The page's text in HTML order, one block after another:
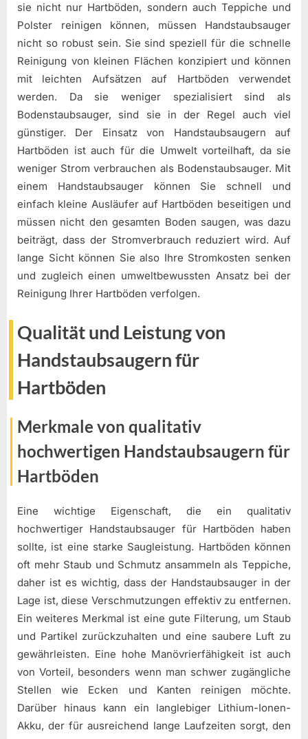
sie nicht nur Hartböden, sondern auch Teppiche und
Polster reinigen können, müssen Handstaubsauger
nicht so robust sein. Sie sind speziell für die schnelle
Reinigung von kleinen Flächen konzipiert und können
mit leichten Aufsätzen auf Hartböden verwendet
werden. Da sie weniger spezialisiert sind als
Bodenstaubsauger, sind sie in der Regel auch viel
günstiger. Der Einsatz von Handstaubsaugern auf
Hartböden ist auch für die Umwelt vorteilhaft, da sie
weniger Strom verbrauchen als Bodenstaubsauger. Mit
einem Handstaubsauger können Sie schnell und
einfach kleine Ausläufer auf Hartböden beseitigen und
müssen nicht den gesamten Boden saugen, was dazu
beiträgt, dass der Stromverbrauch reduziert wird. Auf
lange Sicht können Sie also Ihre Stromkosten senken
und zugleich einen umweltbewussten Ansatz bei der
Reinigung Ihrer Hartböden verfolgen.
Qualität und Leistung von
Handstaubsaugern für
Hartböden
Merkmale von qualitativ
hochwertigen Handstaubsaugern für
Hartböden
Eine wichtige Eigenschaft, die ein qualitativ
hochwertiger Handstaubsauger für Hartböden haben
sollte, ist eine starke Saugleistung. Hartböden können
oft mehr Staub und Schmutz ansammeln als Teppiche,
daher ist es wichtig, dass der Handstaubsauger in der
Lage ist, diese Verschmutzungen effektiv zu entfernen.
Ein weiteres Merkmal ist eine gute Filterung, um Staub
und Partikel zurückzuhalten und eine saubere Luft zu
gewährleisten. Eine hohe Manövrierfähigkeit ist auch
von Vorteil, besonders wenn man schwer zugängliche
Stellen wie Ecken und Kanten reinigen möchte.
Darüber hinaus kann ein langlebiger Lithium-Ionen-
Akku, der für ausreichend lange Laufzeiten sorgt, den